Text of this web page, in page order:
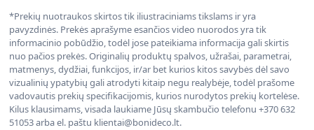
*Prekių nuotraukos skirtos tik iliustraciniams tikslams ir yra
pavyzdinės. Prekės aprašyme esančios video nuorodos yra tik
informacinio pobūdžio, todėl jose pateikiama informacija gali skirtis
nuo pačios prekės. Originalių produktų spalvos, užrašai, parametrai,
matmenys, dydžiai, funkcijos, ir/ar bet kurios kitos savybės dėl savo
vizualinių ypatybių gali atrodyti kitaip negu realybėje, todėl prašome
vadovautis prekių specifikacijomis, kurios nurodytos prekių kortelėse.
Kilus klausimams, visada laukiame Jūsų skambučio telefonu +370 632
51053 arba el. paštu klientai@bonideco.lt.